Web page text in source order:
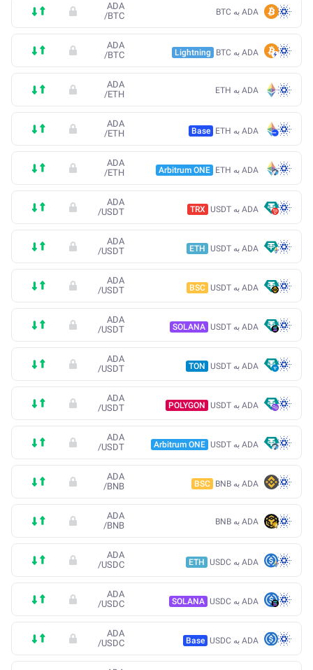
ADA به BTC
ADA
/BTC
ADA به BTC Lightning
ADA
/BTC
ADA به ETH
ADA
/ETH
ADA به ETH Base
ADA
/ETH
ADA به ETH Arbitrum ONE
ADA
/ETH
ADA به USDT TRX
ADA
/USDT
ADA به USDT ETH
ADA
/USDT
ADA به USDT BSC
ADA
/USDT
ADA به USDT SOLANA
ADA
/USDT
ADA به USDT TON
ADA
/USDT
ADA به USDT POLYGON
ADA
/USDT
ADA به USDT Arbitrum ONE
ADA
/USDT
ADA به BNB BSC
ADA
/BNB
ADA به BNB
ADA
/BNB
ADA به USDC ETH
ADA
/USDC
ADA به USDC SOLANA
ADA
/USDC
ADA به USDC Base
ADA
/USDC